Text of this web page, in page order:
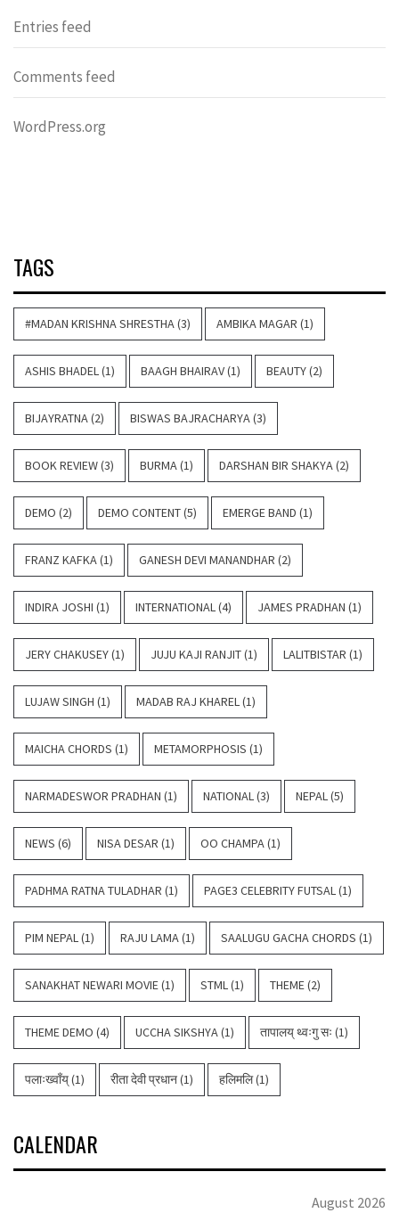
Entries feed
Comments feed
WordPress.org
TAGS
#MADAN KRISHNA SHRESTHA(3) AMBIKA MAGAR (1)
ASHIS BHADEL(1) BAAGH BHAIRAV(1) BEAUTY(2)
BIJAYRATNA(2) BISWAS BAJRACHARYA(3)
BOOK REVIEW(3) BURMA(1) DARSHAN BIR SHAKYA(2)
DEMO (2) DEMO CONTENT(5) EMERGE BAND (1)
FRANZ KAFKA(1) GANESH DEVI MANANDHAR (2)
INDIRA JOSHI (1) INTERNATIONAL(4) JAMES PRADHAN (1)
JERY CHAKUSEY(1) JUJU KAJI RANJIT(1) LALITBISTAR (1)
LUJAW SINGH (1) MADAB RAJ KHAREL(1)
MAICHA CHORDS (1) METAMORPHOSIS (1)
NARMADESWOR PRADHAN (1) NATIONAL(3) NEPAL(5)
NEWS (6) NISA DESAR (1) OO CHAMPA(1)
PADHMA RATNA TULADHAR (1) PAGE3 CELEBRITY FUTSAL(1)
PIM NEPAL(1) RAJU LAMA(1) SAALUGU GACHA CHORDS (1)
SANAKHAT NEWARI MOVIE(1) STML(1) THEME(2)
THEME DEMO (4) UCCHA SIKSHYA(1) तापालय् थ्वःगु सः (1)
पलाःख्वाँय्(1) रीता देवी प्रधान(1) हलिमलि(1)
CALENDAR
August 2026